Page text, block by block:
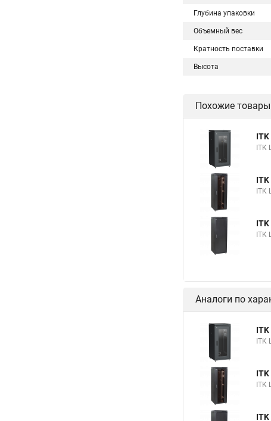
Глубина упаковки
Объемный вес
Кратность поставки
Высота
Похожие товары
ITK
ITK
ITK
Аналоги по
ITK
ITK